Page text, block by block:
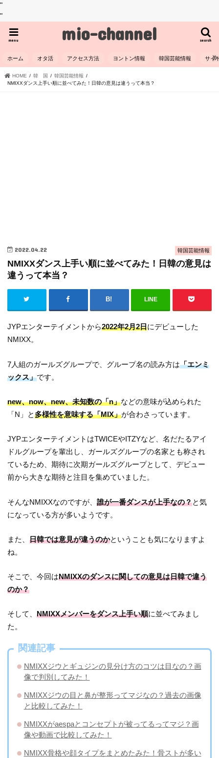
"
"
mio-channel search
menu
ホーム オタ活 アクセス方法 ヨントン情報 韓国芸能情報 サイ
HOME 韓 国
韓国芸能情報
NMIXXダンス上手い順に並べてみた！日韓の意見は違うって本当？
韓国芸能情報
2022.04.22
NMIXXダンス上手い順に並べてみた！日韓の意見は
違うって本当？
LINE
JYPエンターテイメントから2022年2月2日にデビューした
NMIXX。
7人組のガールズグループで、グループ名の読み方は「エンミ
ックス」です。
new、now、new、未知数の「n」などの意味が込められた
「N」と多様性を意味する「MIX」が合わさっています。
JYPエンターテイメントはTWICEやITZYなど、名だたるアイ
ドルグループを輩出し、ガールズグループの名家とも称され
ているため、期待に次期ガールズグループとして、デビュー
前から大きな期待と注目を集めていました。
そんなNMIXXなのですが、誰が一番ダンスが上手なの？と気
になっている方が多いようです。
また、日韓では意見が違うのかということも気になりますよ
ね。
そこで、今回はNMIXXのダンスに関しての意見は日韓で違う
のか？
そして、NMIXXメンバーをダンス上手い順に並べてみまし
た。
関連記事
NMIXXジウとギュジンの見分け方のコツは目なの？画
像で判別してみた！
NMIXXジウの目と鼻が整形ってマジなの？過去の画像
と比較してみた！
NMIXXがaespaとコンセプトが被ってるってマジ？画
像や動画で比較してみた！
NMIXX骨格や顔タイプをまとめたみた！骨ストが多い